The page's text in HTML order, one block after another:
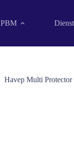
PBM
Havep Multi Protector